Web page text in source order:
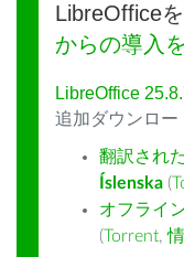
LibreOffice
からの導入
LibreOffice
追加ダウンロー
翻訳され
Íslenska (
オフライ
(Torrent,